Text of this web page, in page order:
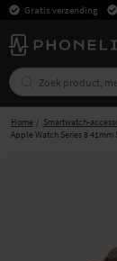
Gratis verzending
Home Smartwatch-
Apple Watch Series 8 41mm